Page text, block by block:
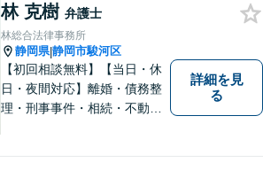
標、著作権、不正競争防止法
の専門知識・経験豊富」「リ
ーガルフォースの高精度契約
書チェック」
林 克樹 弁護士
林総合法律事務所
静岡県|静岡市駿河区
【初回相談無料】【当日・休
日・夜間対応】離婚・債務整
理・刑事事件・相続・不動産
詳細を見
る